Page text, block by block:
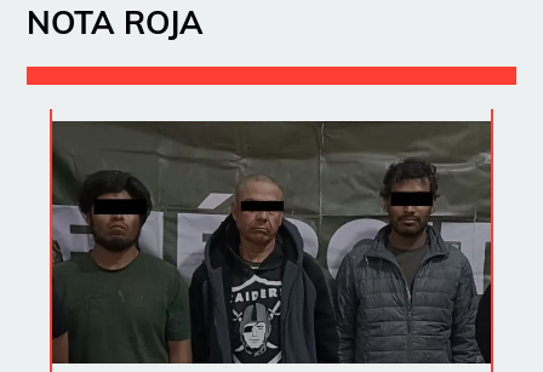
NOTA ROJA